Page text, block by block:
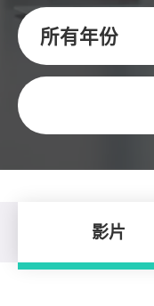
所有年份
關鍵字
影片